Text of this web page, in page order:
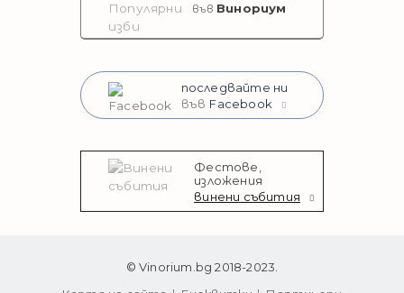
във Винориум
последвайте ни
във Facebook
Фестове,
изложения
винени събития
© Vinorium.bg 2018-2023.